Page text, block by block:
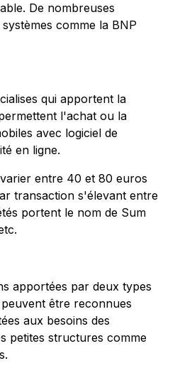
De nombreuses
comme la BNP
qui apportent la
l'achat ou la
avec logiciel de
en ligne.
entre 40 et 80 euros
transaction s'élevant entre
portent le nom de Sum
apportées par deux types
être reconnues
aux besoins des
petites structures comme